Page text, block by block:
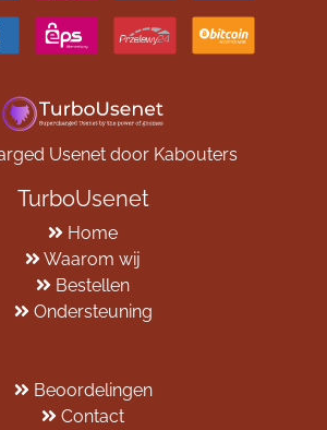
Usenet door Kabouters
TurboUsenet
Home
Waarom wij
Bestellen
Ondersteuning
Beoordelingen
Contact